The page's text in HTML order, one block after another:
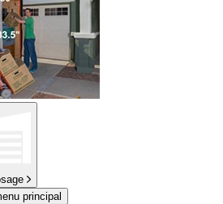
principal